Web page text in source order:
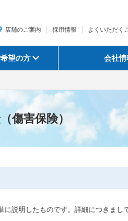
店舗のご案内 採用情報 よくいただく
望の方 会社情
傷害保険）
説明したものです。詳細につきまし